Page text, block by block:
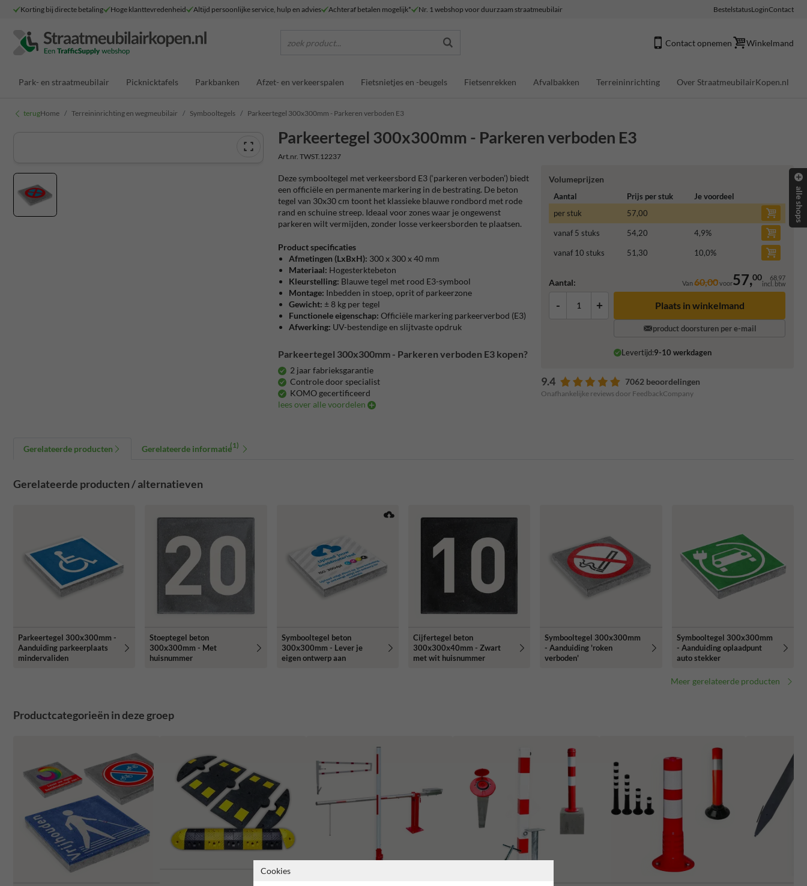
Korting bij directe betaling Hoge klanttevredenheid Altijd persoonlijke service, hulp en advies Achteraf betalen mogelijk* Nr. 1 webshop voor duurzaam straatmeubilair BestelstatusLoginContact
zoek product... Contact opnemen Winkelmand
Park- en straatmeubilair Picknicktafels Parkbanken Afzet- en verkeerspalen Fietsnietjes en -beugels Fietsenrekken Afvalbakken Terreininrichting Over StraatmeubilairKopen.nl
terugHome Terreininrichting en wegmeubilair Symbooltegels Parkeertegel 300x300mm - Parkeren verboden E3
Parkeertegel 300x300mm - Parkeren verboden E3
Art.nr. TWST.12237
Volumeprijzen
Aantal Prijs per stuk
Je voordeel
per stuk
57,00
vanaf 5 stuks 54,20 4,9%
vanaf 10 stuks 51,30 10,0%
Aantal: Van60,00voor57,00 68,97
incl. btw
- + Plaats in winkelmand
product doorsturen per e-mail
Levertijd:9-10 werkdagen
9.4 7062 beoordelingen
Onafhankelijke reviews door FeedbackCompany
Deze symbooltegel met verkeersbord E3 (‘parkeren verboden’) biedt
een officiële en permanente markering in de bestrating. De beton
tegel van 30x30 cm toont het klassieke blauwe rondbord met rode
rand en schuine streep. Ideaal voor zones waar je ongewenst
parkeren wilt vermijden, zonder losse verkeersborden te plaatsen.
Product specificaties
Afmetingen (LxBxH): 300 x 300 x 40 mm
Materiaal: Hogesterktebeton
Kleurstelling: Blauwe tegel met rood E3-symbool
Montage: Inbedden in stoep, oprit of parkeerzone
Gewicht: ± 8 kg per tegel
Functionele eigenschap: Officiële markering parkeerverbod (E3)
Afwerking: UV-bestendige en slijtvaste opdruk
Parkeertegel 300x300mm - Parkeren verboden E3 kopen?
2 jaar fabrieksgarantie
Controle door specialist
KOMO gecertificeerd
lees over alle voordelen
Gerelateerde producten Gerelateerde informatie(1)
Gerelateerde producten / alternatieven
Parkeertegel 300x300mm -
Aanduiding parkeerplaats
mindervaliden
Stoeptegel beton
300x300mm - Met
huisnummer
Symbooltegel beton
300x300mm - Lever je
eigen ontwerp aan
Cijfertegel beton
300x300x40mm - Zwart
met wit huisnummer
Symbooltegel 300x300mm
- Aanduiding 'roken
verboden'
Symbooltegel 300x300mm
- Aanduiding oplaadpunt
auto stekker
Meer gerelateerde producten
Productcategorieën in deze groep
alle shops
Cookies